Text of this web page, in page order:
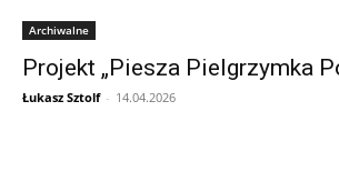
Archiwalne
Projekt „Piesza Pielgrzymka
Łukasz Sztolf - 14.04.2026